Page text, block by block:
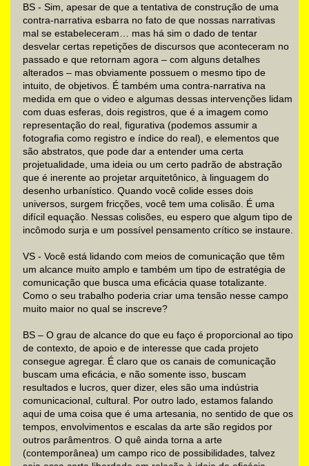
BS - Sim, apesar de que a tentativa de construção de uma
contra-narrativa esbarra no fato de que nossas narrativas
mal se estabeleceram… mas há sim o dado de tentar
desvelar certas repetições de discursos que aconteceram no
passado e que retornam agora – com alguns detalhes
alterados – mas obviamente possuem o mesmo tipo de
intuito, de objetivos. É também uma contra-narrativa na
medida em que o video e algumas dessas intervenções lidam
com duas esferas, dois registros, que é a imagem como
representação do real, figurativa (podemos assumir a
fotografia como registro e índice do real), e elementos que
são abstratos, que pode dar a entender uma certa
projetualidade, uma ideia ou um certo padrão de abstração
que é inerente ao projetar arquitetônico, à linguagem do
desenho urbanístico. Quando você colide esses dois
universos, surgem fricções, você tem uma colisão. É uma
difícil equação. Nessas colisões, eu espero que algum tipo de
incômodo surja e um possível pensamento crítico se instaure.
VS - Você está lidando com meios de comunicação que têm
um alcance muito amplo e também um tipo de estratégia de
comunicação que busca uma eficácia quase totalizante.
Como o seu trabalho poderia criar uma tensão nesse campo
muito maior no qual se inscreve?
BS – O grau de alcance do que eu faço é proporcional ao tipo
de contexto, de apoio e de interesse que cada projeto
consegue agregar. É claro que os canais de comunicação
buscam uma eficácia, e não somente isso, buscam
resultados e lucros, quer dizer, eles são uma indústria
comunicacional, cultural. Por outro lado, estamos falando
aqui de uma coisa que é uma artesania, no sentido de que os
tempos, envolvimentos e escalas da arte são regidos por
outros parâmentros. O quê ainda torna a arte
(contemporânea) um campo rico de possibilidades, talvez